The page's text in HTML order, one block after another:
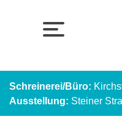
Schreinerei/Büro:
Ausstellung: Steiner